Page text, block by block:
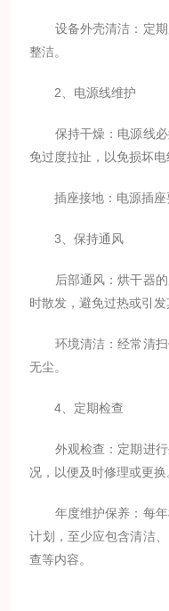
设备外壳清洁：定期
整洁。
2、电源线维护
保持干燥：电源线必
免过度拉扯，以免损坏电
插座接地：电源插座
3、保持通风
后部通风：烘干器的
时散发，避免过热或引发
环境清洁：经常清扫
无尘。
4、定期检查
外观检查：定期进行
况，以便及时修理或更换
年度维护保养：每年
计划，至少应包含清洁
查等内容。